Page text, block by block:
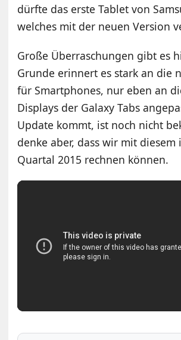
dürfte das erste Tablet von
welches mit der neuen Version
Große Überraschungen gibt es
Grunde erinnert es stark an die
für Smartphones, nur eben an
Displays der Galaxy Tabs
Update kommt, ist noch nicht
denke aber, dass wir mit diesem
Quartal 2015 rechnen können.